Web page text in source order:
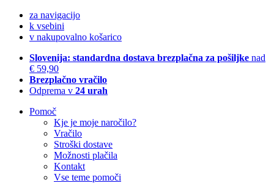
za navigacijo
k vsebini
v nakupovalno košarico
Slovenija: standardna dostava brezplačna za pošiljke nad
€ 59,90
Brezplačno vračilo
Odprema v 24 urah
Pomoč
Kje je moje naročilo?
Vračilo
Stroški dostave
Možnosti plačila
Kontakt
Vse teme pomoči